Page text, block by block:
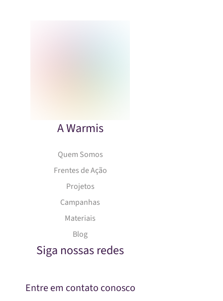
A Warmis
Quem Somos
Frentes de Ação
Projetos
Campanhas
Materiais
Blog
Siga nossas redes
Entre em contato conosco